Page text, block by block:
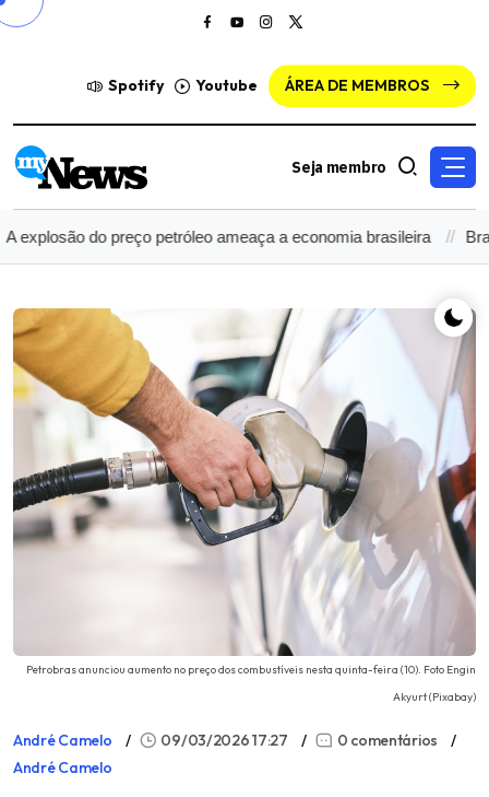
Spotify Youtube ÁREA DE MEMBROS
Seja membro
do preço petróleo ameaça a economia brasileira
Petrobras anunciou aumento no preço dos combustíveis nesta quinta-feira (10). Foto Engin
Akyurt (Pixabay)
André Camelo 09/03/2026 17:27
0 comentários
André Camelo